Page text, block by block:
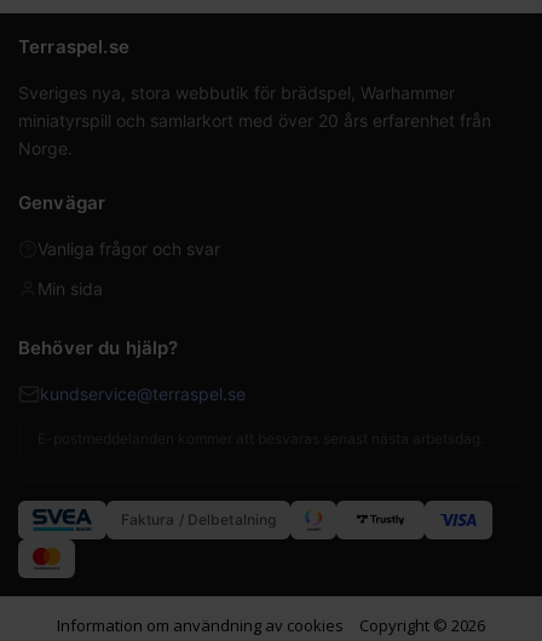
Terraspel.se
Sveriges nya, stora webbutik för brädspel, Warhammer
miniatyrspill och samlarkort med över 20 års erfarenhet från
Norge.
Genvägar
Vanliga frågor och svar
Min sida
Behöver du hjälp?
kundservice@terraspel.se
Faktura / Delbetalning
Information om användning av cookies
Copyright © 2026